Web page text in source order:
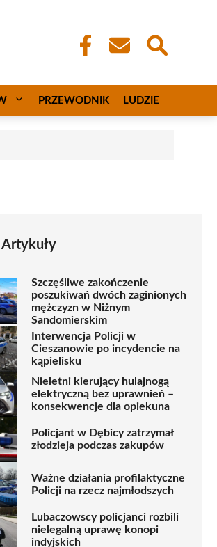
PRZEWODNIK LUDZIE
Artykuły
Szczęśliwe zakończenie
poszukiwań dwóch zaginionych
mężczyzn w Niżnym
Sandomierskim
Interwencja Policji w
Cieszanowie po incydencie na
kąpielisku
Nieletni kierujący hulajnogą
elektryczną bez uprawnień –
konsekwencje dla opiekuna
Policjant w Dębicy zatrzymał
złodzieja podczas zakupów
Ważne działania profilaktyczne
Policji na rzecz najmłodszych
Lubaczowscy policjanci rozbili
nielegalną uprawę konopi
indyjskich